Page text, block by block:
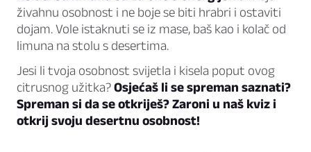
živahnu osobnost i ne boje se biti hrabri i ostaviti
dojam. Vole istaknuti se iz mase, baš kao i kolač od
limuna na stolu s desertima.
Jesi li tvoja osobnost svijetla i kisela poput ovog
citrusnog užitka?Osjećaš li se spreman saznati?
Spreman si da se otkriješ? Zaroni u naš kviz i
otkrij svoju desertnu osobnost!